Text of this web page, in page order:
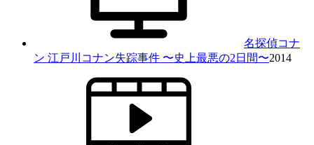
名探偵コナ
ン 江戸川コナン失踪事件 〜史上最悪の2日間〜2014